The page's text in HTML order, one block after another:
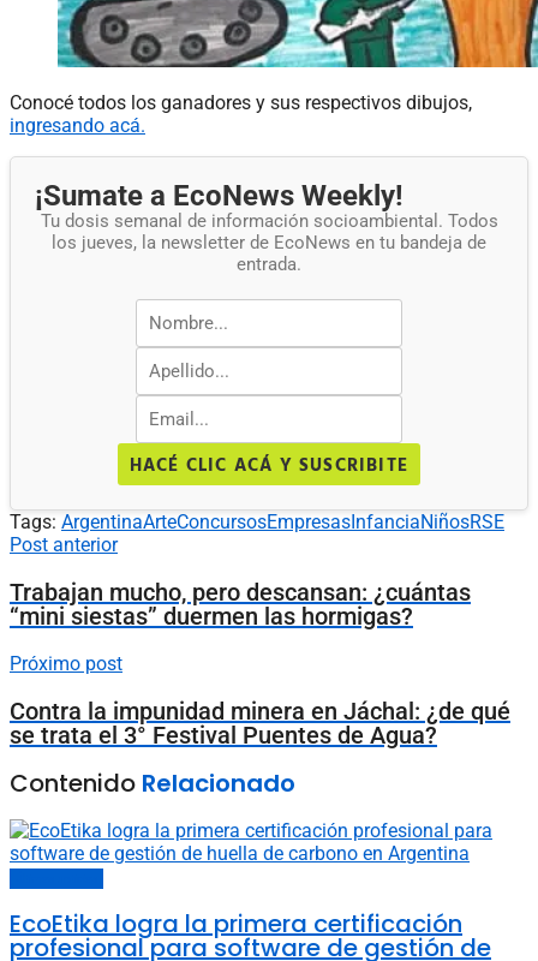
Conocé todos los ganadores y sus respectivos dibujos,
ingresando acá.
¡Sumate a EcoNews Weekly!
Tu dosis semanal de información socioambiental. Todos
los jueves, la newsletter de EcoNews en tu bandeja de
entrada.
HACÉ CLIC ACÁ Y SUSCRIBITE
Tags: ArgentinaArteConcursosEmpresasInfanciaNiñosRSE
Post anterior
Trabajan mucho, pero descansan: ¿cuántas
“mini siestas” duermen las hormigas?
Próximo post
Contra la impunidad minera en Jáchal: ¿de qué
se trata el 3° Festival Puentes de Agua?
Contenido Relacionado
EcoEtika logra la primera certificación
profesional para software de gestión de